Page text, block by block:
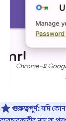
Chrome-এ
গুরুত্বপূর্ণ:যদি